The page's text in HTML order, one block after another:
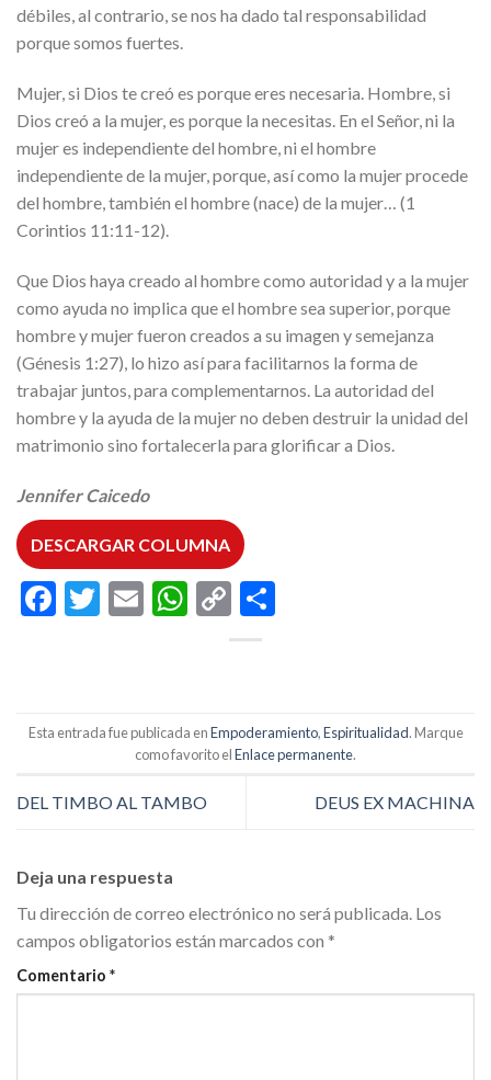
débiles, al contrario, se nos ha dado tal responsabilidad
porque somos fuertes.
Mujer, si Dios te creó es porque eres necesaria. Hombre, si
Dios creó a la mujer, es porque la necesitas. En el Señor, ni la
mujer es independiente del hombre, ni el hombre
independiente de la mujer, porque, así como la mujer procede
del hombre, también el hombre (nace) de la mujer… (1
Corintios 11:11-12).
Que Dios haya creado al hombre como autoridad y a la mujer
como ayuda no implica que el hombre sea superior, porque
hombre y mujer fueron creados a su imagen y semejanza
(Génesis 1:27), lo hizo así para facilitarnos la forma de
trabajar juntos, para complementarnos. La autoridad del
hombre y la ayuda de la mujer no deben destruir la unidad del
matrimonio sino fortalecerla para glorificar a Dios.
Jennifer Caicedo
DESCARGAR COLUMNA
Facebook
Twitter
EmailWhatsApp
Copy
Link
Esta entrada fue publicada enEmpoderamiento,Espiritualidad. Marque
como favorito elEnlace permanente.
DEL TIMBO AL TAMBO DEUS EX MACHINA
Deja una respuesta
Tu dirección de correo electrónico no será publicada. Los
campos obligatorios están marcados con *
Comentario *